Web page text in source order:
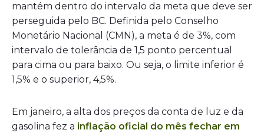
mantém dentro do intervalo da meta que deve ser
perseguida pelo BC. Definida pelo Conselho
Monetário Nacional (CMN), a meta é de 3%, com
intervalo de tolerância de 1,5 ponto percentual
para cima ou para baixo. Ou seja, o limite inferior é
1,5% e o superior, 4,5%.
Em janeiro, a alta dos preços da conta de luz e da
gasolina fez a inflação oficial do mês fechar em